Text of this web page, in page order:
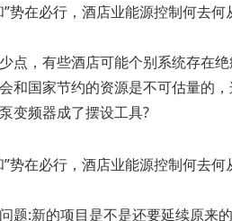
点，有些酒店可能个别系统存在
和国家节约的资源是不可估量的
变频器成了摆设工具?
题:新的项目是不是还要延续原来